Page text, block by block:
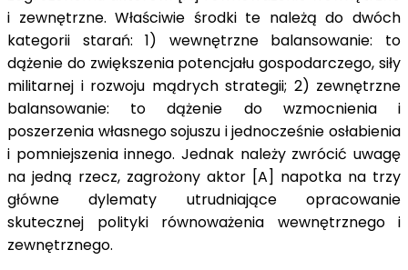
i zewnętrzne. Właściwie środki te należą do dwóch
kategorii starań: 1) wewnętrzne balansowanie: to
dążenie do zwiększenia potencjału gospodarczego, siły
militarnej i rozwoju mądrych strategii; 2) zewnętrzne
balansowanie: to dążenie do wzmocnienia i
poszerzenia własnego sojuszu i jednocześnie osłabienia
i pomniejszenia innego. Jednak należy zwrócić uwagę
na jedną rzecz, zagrożony aktor [A] napotka na trzy
główne dylematy utrudniające opracowanie
skutecznej polityki równoważenia wewnętrznego i
zewnętrznego.